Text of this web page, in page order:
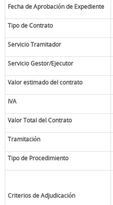
Fecha de Aprobación de Expediente
Tipo de Contrato
Servicio Tramitador
Servicio Gestor/Ejecutor
Valor estimado del contrato
IVA
Valor Total del Contrato
Tramitación
Tipo de Procedimiento
Criterios de Adjudicación